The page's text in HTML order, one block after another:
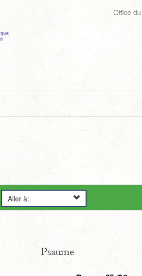
Office
Aller à:
Psaume